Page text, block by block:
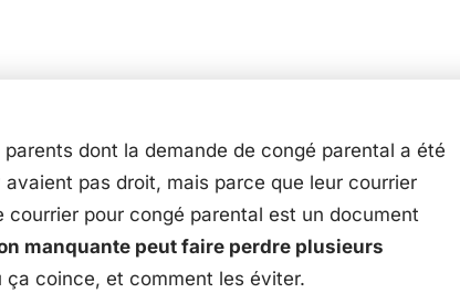
dont la demande de congé parental a été
avaient pas droit, mais parce que leur courrier
pour congé parental est un document
manquante peut faire perdre plusieurs
ça coince, et comment les éviter.